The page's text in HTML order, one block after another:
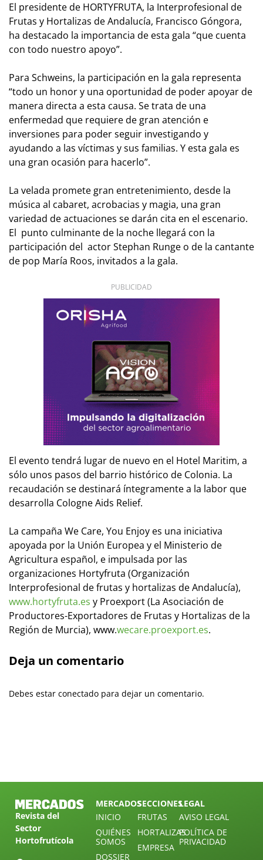
El presidente de HORTYFRUTA, la Interprofesional de
Frutas y Hortalizas de Andalucía, Francisco Góngora,
ha destacado la importancia de esta gala “que cuenta
con todo nuestro apoyo”.
Para Schweins, la participación en la gala representa
“todo un honor y una oportunidad de poder apoyar de
manera directa a esta causa. Se trata de una
enfermedad que requiere de gran atención e
inversiones para poder seguir investigando y
ayudando a las víctimas y sus familias. Y esta gala es
una gran ocasión para hacerlo”.
La velada promete gran entretenimiento, desde la
música al cabaret, acrobacias y magia, una gran
variedad de actuaciones se darán cita en el escenario.
El punto culminante de la noche llegará con la
participación del actor Stephan Runge o de la cantante
de pop María Roos, invitados a la gala.
PUBLICIDAD
El evento tendrá lugar de nuevo en el Hotel Maritim, a
sólo unos pasos del barrio histórico de Colonia. La
recaudación se destinará íntegramente a la labor que
desarrolla Cologne Aids Relief.
La campaña We Care, You Enjoy es una iniciativa
apoyada por la Unión Europea y el Ministerio de
Agricultura español, e impulsada por las
organizaciones Hortyfruta (Organización
Interprofesional de frutas y hortalizas de Andalucía),
www.hortyfruta.es y Proexport (La Asociación de
Productores-Exportadores de Frutas y Hortalizas de la
Región de Murcia), www.wecare.proexport.es.
Deja un comentario
Debes estar conectado para dejar un comentario.
Revista del
Sector
Hortofrutícola
MERCADOS
INICIO
QUIÉNES
SOMOS
DOSSIER
SECCIONES
FRUTAS
HORTALIZAS
EMPRESA
LEGAL
AVISO LEGAL
POLÍTICA DE
PRIVACIDAD